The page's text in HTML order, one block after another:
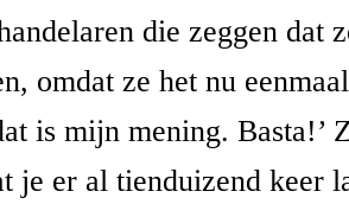
die zeggen dat
omdat ze het nu
is mijn mening. Basta!’
je er al tienduizend keer